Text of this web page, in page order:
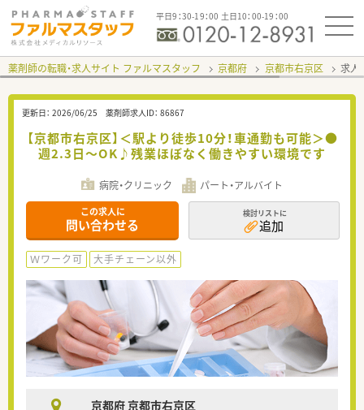
平日9：30-19：00 土日10：00-19：00
薬剤師の転職・求人サイト ファルマスタッフ 京都府 京都市右京区 求人
更新日： 2026/06/25 薬剤師求人ID： 86867
【京都市右京区】＜駅より徒歩10分！車通勤も可能＞●
週2.3日～OK♪残業ほぼなく働きやすい環境です
病院・クリニック パート・アルバイト
この求人に
問い合わせる
検討リストに
追加
Ｗワーク可 大手チェーン以外
京都府 京都市右京区